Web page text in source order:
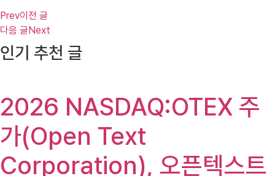
Prev이전 글
다음 글 Next
인기 추천 글
2026 NASDAQ:OTEX 주
가(Open Text
Corporation), 오픈텍스트